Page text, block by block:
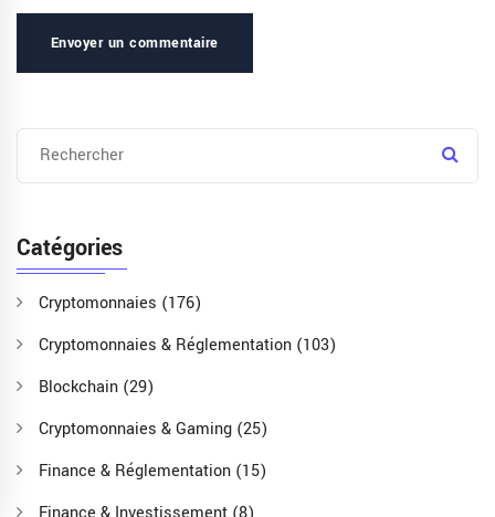
Envoyer un commentaire
Catégories
Cryptomonnaies (176)
Cryptomonnaies & Réglementation (103)
Blockchain (29)
Cryptomonnaies & Gaming (25)
Finance & Réglementation (15)